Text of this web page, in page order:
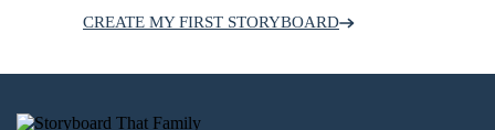
CREATE MY FIRST STORYBOARD